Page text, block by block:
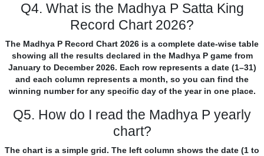
Q4. What is the Madhya P Satta King
Record Chart 2026?
The Madhya P Record Chart 2026 is a complete date-wise table
showing all the results declared in the Madhya P game from
January to December 2026. Each row represents a date (1–31)
and each column represents a month, so you can find the
winning number for any specific day of the year in one place.
Q5. How do I read the Madhya P yearly
chart?
The chart is a simple grid. The left column shows the date (1 to